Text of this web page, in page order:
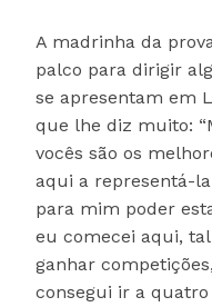
A madrinha da
palco para dirigir
se apresentam em
que lhe diz muito:
vocês são os
aqui a representá-
para mim poder
eu comecei aqui,
ganhar
consegui ir a quatro